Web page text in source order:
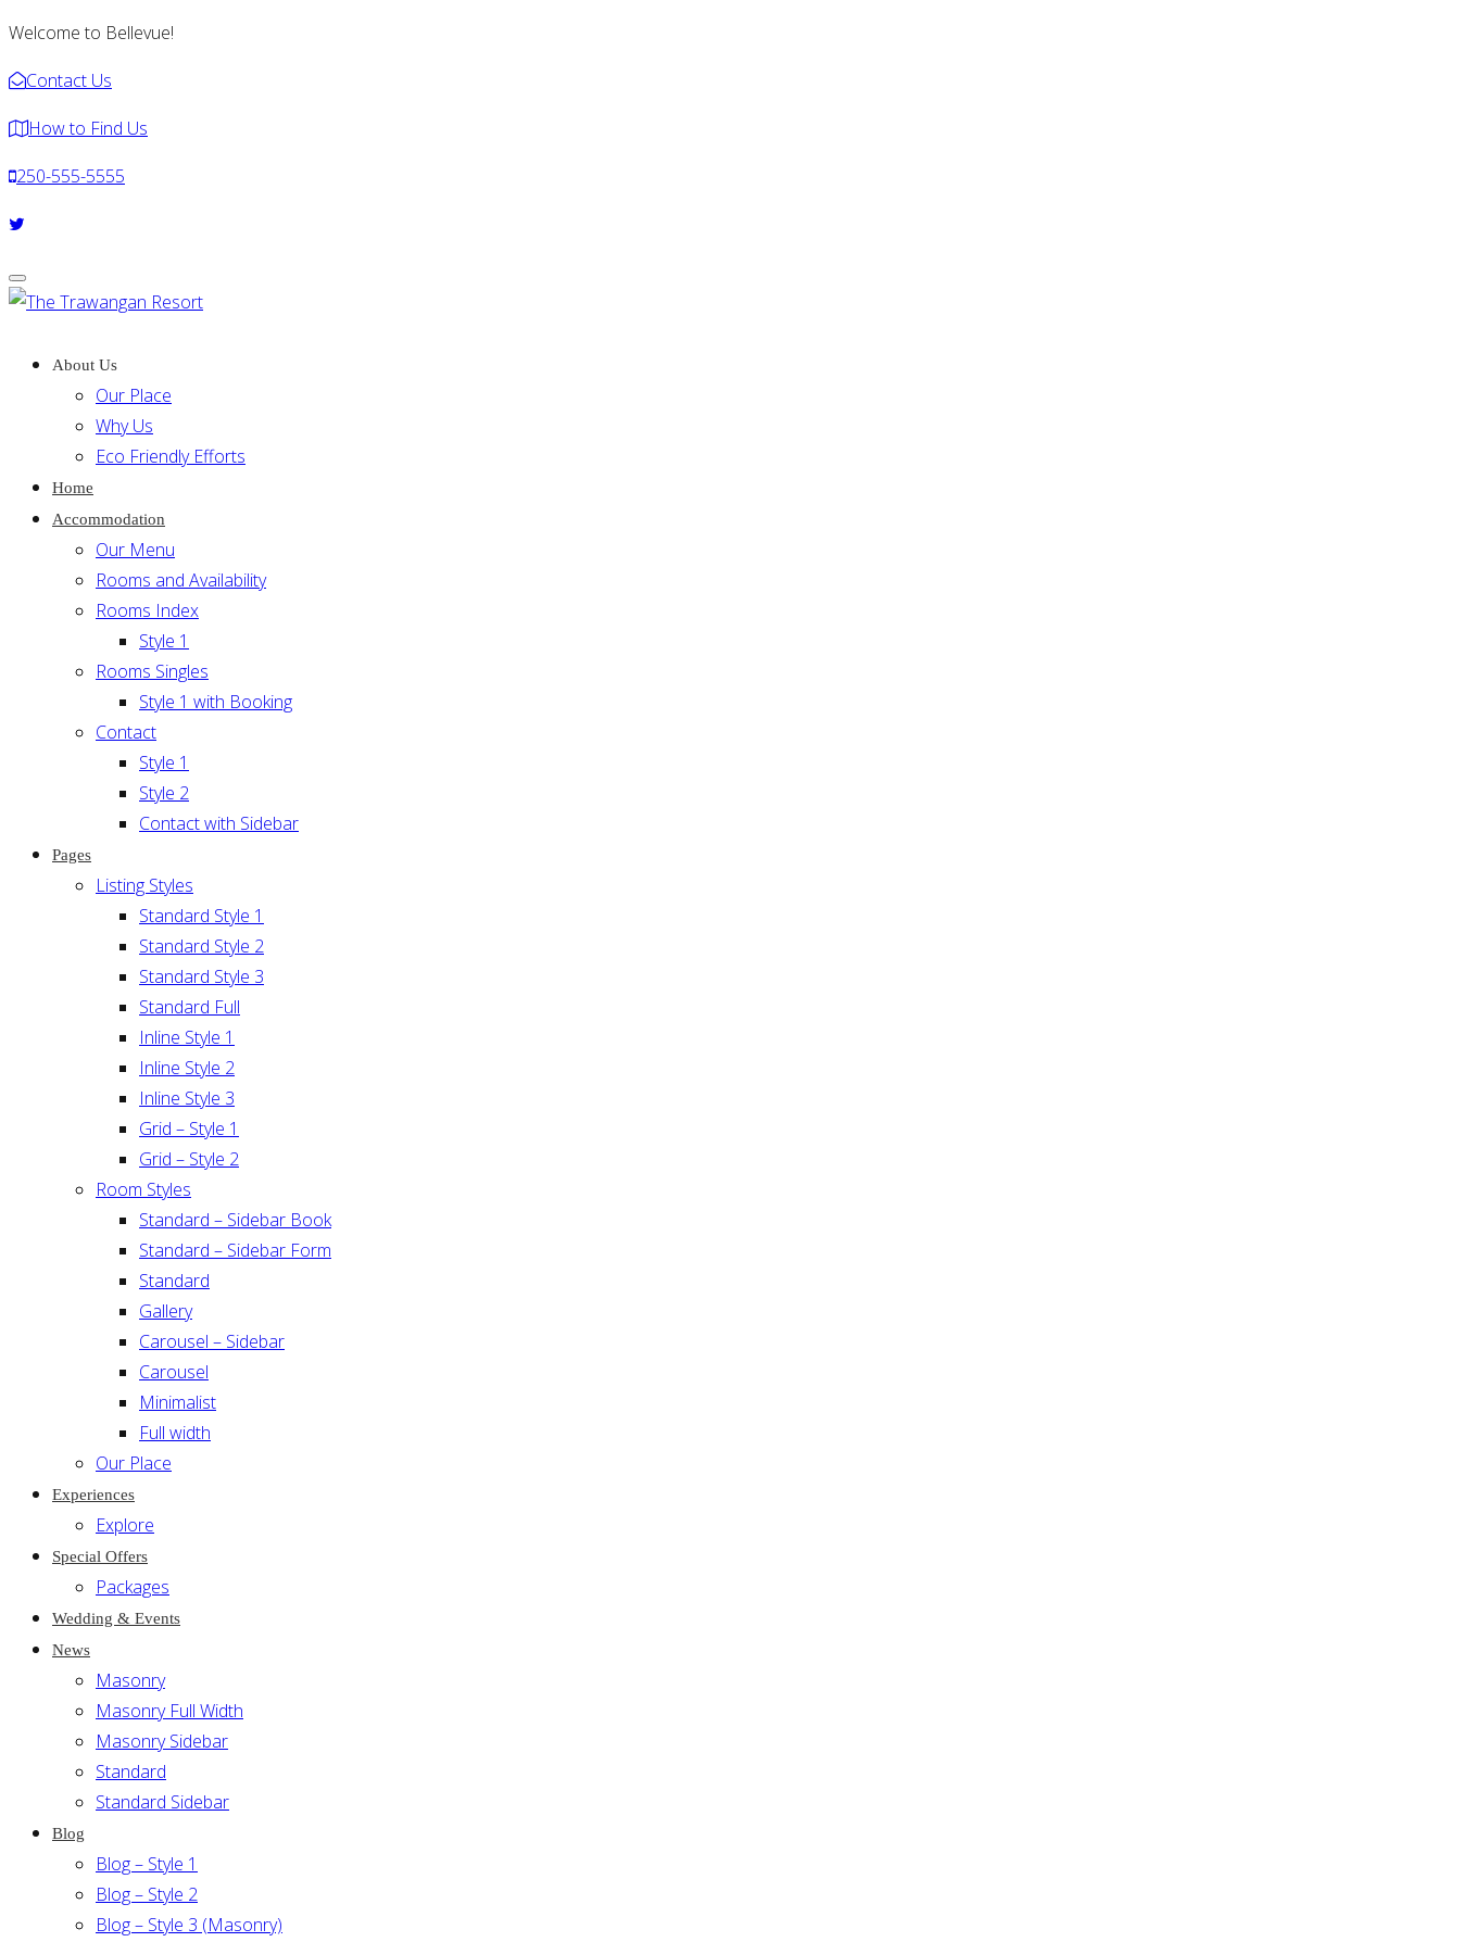
Welcome to Bellevue!
Contact Us
How to Find Us
250-555-5555
Toggle
navigation
About Us
Our Place
Why Us
Eco Friendly Efforts
Home
Accommodation
Our Menu
Rooms and Availability
Rooms Index
Style 1
Rooms Singles
Style 1 with Booking
Contact
Style 1
Style 2
Contact with Sidebar
Pages
Listing Styles
Standard Style 1
Standard Style 2
Standard Style 3
Standard Full
Inline Style 1
Inline Style 2
Inline Style 3
Grid – Style 1
Grid – Style 2
Room Styles
Standard – Sidebar Book
Standard – Sidebar Form
Standard
Gallery
Carousel – Sidebar
Carousel
Minimalist
Full width
Our Place
Experiences
Explore
Special Offers
Packages
Wedding & Events
News
Masonry
Masonry Full Width
Masonry Sidebar
Standard
Standard Sidebar
Blog
Blog – Style 1
Blog – Style 2
Blog – Style 3 (Masonry)